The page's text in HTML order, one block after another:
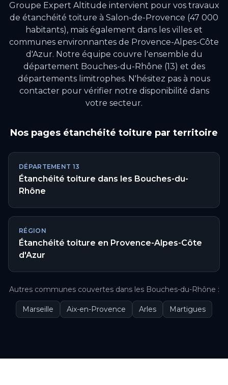
Groupe Expert Altitude intervient pour vos travaux
de étanchéité toiture à Salon-de-Provence (47 000
habitants), mais également dans les villes et
communes environnantes de Provence-Alpes-Côte
d'Azur. Notre équipe couvre l'ensemble du
département Bouches-du-Rhône (13) et des
départements limitrophes. N'hésitez pas à nous
contacter pour vérifier notre disponibilité dans
votre secteur.
Nos pages étanchéité toiture par territoire
DÉPARTEMENT 13
Étanchéité toiture dans les Bouches-du-
Rhône
RÉGION
Étanchéité toiture en Provence-Alpes-Côte
d'Azur
Autres communes couvertes dans les Bouches-du-Rhône :
Marseille Aix-en-Provence Arles Martigues